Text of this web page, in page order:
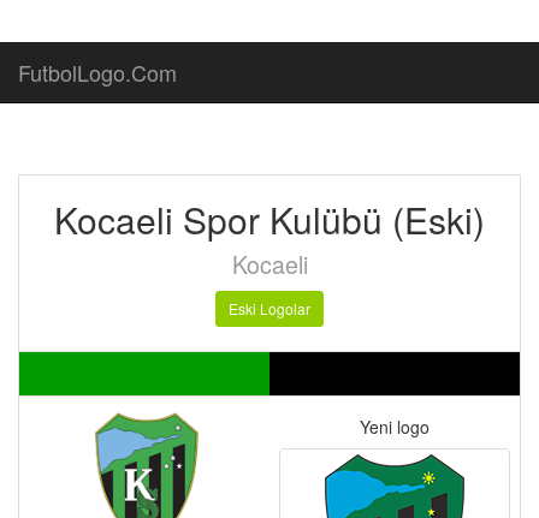
FutbolLogo.Com
Kocaeli Spor Kulübü (Eski)
Kocaeli
Eski Logolar
Yeni logo